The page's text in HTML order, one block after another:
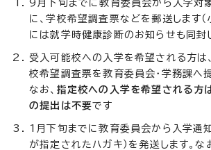
9月下旬までに教育委員会から入学対
に、学校希望調査票などを郵送します
には就学時健康診断のお知らせも同封
受入可能校への入学を希望される方は
校希望調査票を教育委員会・学務課へ
なお、 指定校への入学を希望される方
の提出は不要です
1月下旬までに教育委員会から入学通
が指定されたハガキ）を発送します。な